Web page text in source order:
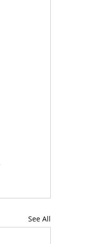
See All